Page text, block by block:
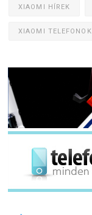
XIAOMI HÍREK
XIAOMI TELEFONOK